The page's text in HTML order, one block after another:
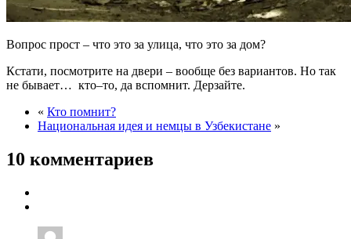
Вопрос прост – что это за улица, что это за дом?
Кстати, посмотрите на двери – вообще без вариантов. Но так
не бывает… кто–то, да вспомнит. Дерзайте.
« Кто помнит?
Национальная идея и немцы в Узбекистане »
10 комментариев